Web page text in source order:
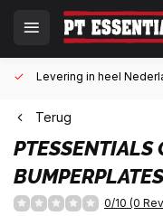
Levering in heel
Terug
PTESSENTIALS
BUMPERPLATES
0/10 (0